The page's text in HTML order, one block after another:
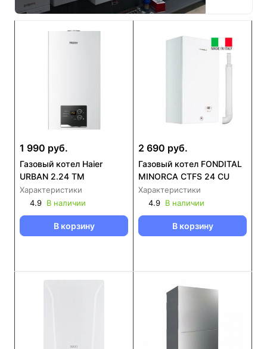
1 990 руб.
Газовый котел Haier
URBAN 2.24 TM
Характеристики
4.9 В наличии
В корзину
2 690 руб.
Газовый котел FONDITAL
MINORCA CTFS 24 CU
Характеристики
4.9 В наличии
В корзину